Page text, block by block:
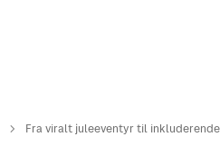
Fra viralt juleeventyr til